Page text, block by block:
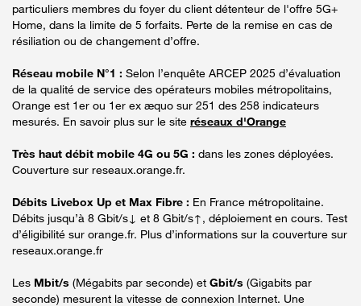
particuliers membres du foyer du client détenteur de l'offre 5G+
Home, dans la limite de 5 forfaits. Perte de la remise en cas de
résiliation ou de changement d’offre.
Réseau mobile N°1 : Selon l’enquête ARCEP 2025 d’évaluation
de la qualité de service des opérateurs mobiles métropolitains,
Orange est 1er ou 1er ex æquo sur 251 des 258 indicateurs
mesurés. En savoir plus sur le site réseaux d'Orange
Très haut débit mobile 4G ou 5G : dans les zones déployées.
Couverture sur reseaux.orange.fr.
Débits Livebox Up et Max Fibre : En France métropolitaine.
Débits jusqu’à 8 Gbit/s↓ et 8 Gbit/s↑, déploiement en cours. Test
d’éligibilité sur orange.fr. Plus d’informations sur la couverture sur
reseaux.orange.fr
Les Mbit/s (Mégabits par seconde) et Gbit/s (Gigabits par
seconde) mesurent la vitesse de connexion Internet. Une